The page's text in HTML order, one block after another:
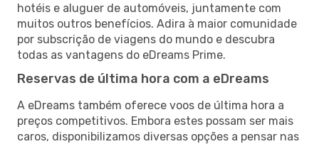
hotéis e aluguer de automóveis, juntamente com
muitos outros benefícios. Adira à maior comunidade
por subscrição de viagens do mundo e descubra
todas as vantagens do eDreams Prime.
Reservas de última hora com a eDreams
A eDreams também oferece voos de última hora a
preços competitivos. Embora estes possam ser mais
caros, disponibilizamos diversas opções a pensar nas